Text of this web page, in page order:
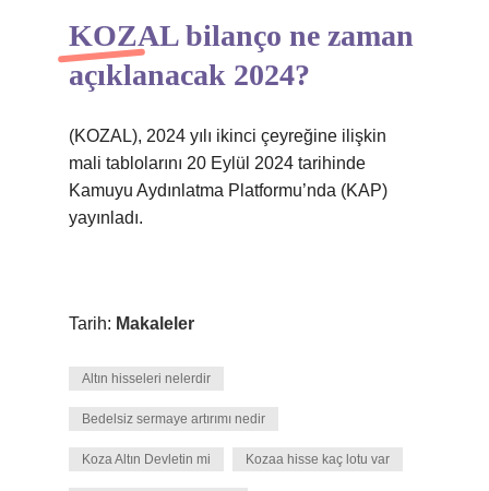
KOZAL bilanço ne zaman
açıklanacak 2024?
(KOZAL), 2024 yılı ikinci çeyreğine ilişkin
mali tablolarını 20 Eylül 2024 tarihinde
Kamuyu Aydınlatma Platformu’nda (KAP)
yayınladı.
Tarih: Makaleler
Altın hisseleri nelerdir
Bedelsiz sermaye artırımı nedir
Koza Altın Devletin mi Kozaa hisse kaç lotu var